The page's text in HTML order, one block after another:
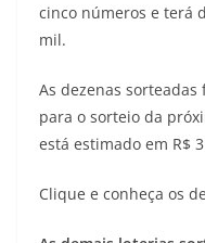
cinco números e terá
mil.
As dezenas sorteadas
para o sorteio da
está estimado em R$
Clique e conheça os